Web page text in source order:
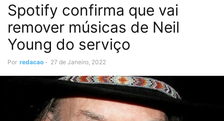
Spotify confirma que vai
remover músicas de Neil
Young do serviço
Por redacao - 27 de Janeiro, 2022